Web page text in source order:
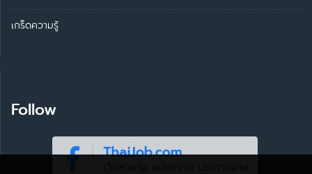
เกร็ดความรู้
Follow